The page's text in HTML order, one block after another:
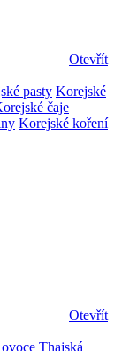
Otevřít
pasty Korejské
čaje
Korejské koření
Otevřít
Thajská